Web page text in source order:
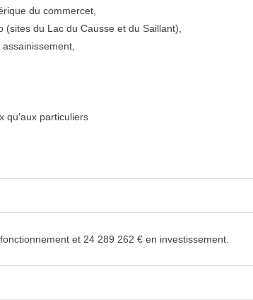
du commercet,
(sites du Lac du Causse et du Saillant),
qu’aux particuliers
et 24 289 262 € en investissement.